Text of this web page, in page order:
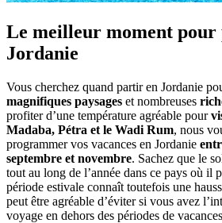
Le meilleur moment
Jordanie
Vous cherchez quand partir en Jordanie
magnifiques paysages et nombreuses
profiter d’une température agréable pour
Madaba, Pétra et le Wadi Rum, nous
programmer vos vacances en Jordanie
septembre et novembre. Sachez que le
tout au long de l’année dans ce pays où il
période estivale connaît toutefois une
peut être agréable d’éviter si vous avez
voyage en dehors des périodes de